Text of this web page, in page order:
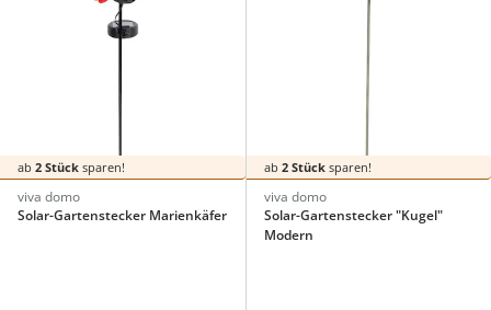
ab 2 Stück sparen!
viva domo
Solar-Gartenstecker Marienkäfer
ab 2 Stücksparen!
viva domo
Solar-Gartenstecker "Kugel"
Modern